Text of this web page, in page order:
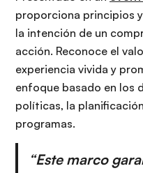
proporciona principios
la intención de un
acción. Reconoce el
experiencia vivida y
enfoque basado en los
políticas, la
programas.
“Este marco